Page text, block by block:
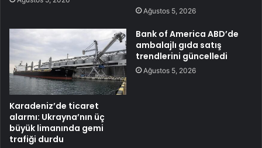
Ağustos 5, 2026
Karadeniz’de ticaret
alarmı: Ukrayna’nın üç
büyük limanında gemi
trafiği durdu
Bank of America ABD’de
ambalajlı gıda satış
trendlerini güncelledi
Ağustos 5, 2026